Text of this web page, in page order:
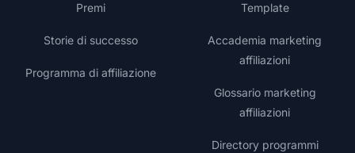
Premi
Storie di successo
Programma di affiliazione
Template
Accademia marketing
affiliazioni
Glossario marketing
affiliazioni
Directory programmi